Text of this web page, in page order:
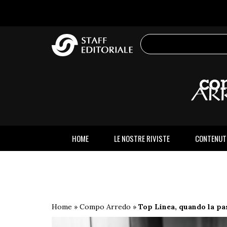
HOME LE NOSTRE RIVISTE
Home » Compo Arredo » Top Linea, quando la